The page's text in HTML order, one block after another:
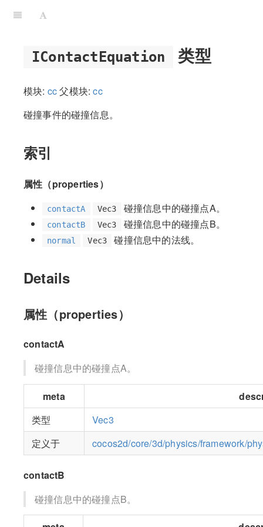
IContactEquation 类型
模块: cc父模块:cc
碰撞事件的碰撞信息。
索引
属性（properties）
contactA Vec3 碰撞信息中的碰撞点A。
contactB Vec3 碰撞信息中的碰撞点B。
normal Vec3 碰撞信息中的法线。
Details
属性（properties）
contactA
碰撞信息中的碰撞点A。
meta
类型
Vec3
定义于
cocos2d/core/3d/physics/framework/
contactB
碰撞信息中的碰撞点B。